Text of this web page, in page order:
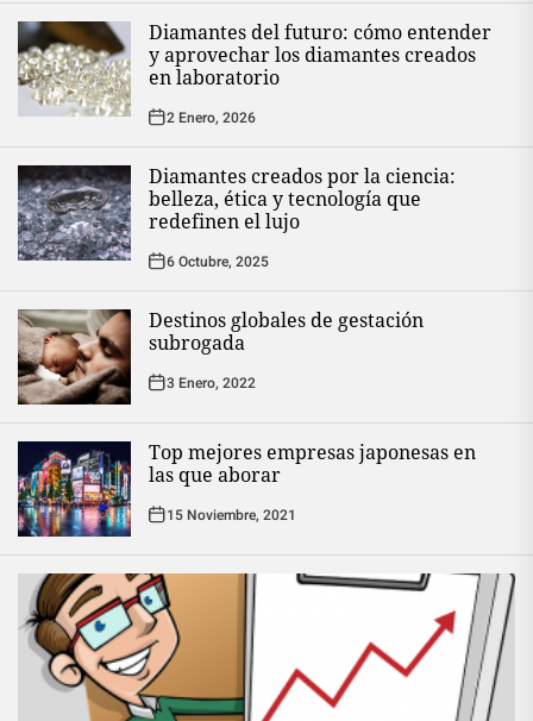
Diamantes del futuro: cómo entender
y aprovechar los diamantes creados
en laboratorio
2 Enero, 2026
Diamantes creados por la ciencia:
belleza, ética y tecnología que
redefinen el lujo
6 Octubre, 2025
Destinos globales de gestación
subrogada
3 Enero, 2022
Top mejores empresas japonesas en
las que aborar
15 Noviembre, 2021